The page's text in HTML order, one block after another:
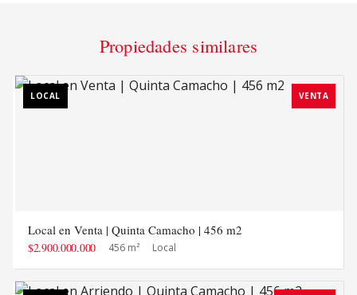
Propiedades similares
LOCAL VENTA
Local en Venta | Quinta Camacho | 456 m2
$2.900.000.000 456 m² Local